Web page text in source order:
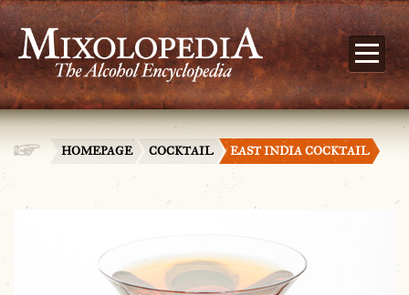
HOMEPAGE COCKTAIL EAST INDIA COCKTAIL